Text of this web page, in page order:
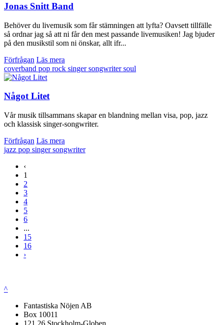
Jonas Snitt Band
Behöver du livemusik som får stämningen att lyfta? Oavsett tillfälle
så ordnar jag så att ni får den mest passande livemusiken! Jag bjuder
på den musikstil som ni önskar, allt ifr...
Förfrågan Läs mera
coverband pop rock singer songwritersoul
Något Litet
Vår musik tillsammans skapar en blandning mellan visa, pop, jazz
och klassisk singer-songwriter.
Förfrågan Läs mera
jazz pop singer songwriter
‹
1
2
3
4
5
6
...
15
16
›
^
Fantastiska Nöjen AB
Box 10011
121 26 Stockholm-Globen